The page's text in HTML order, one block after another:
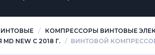
КОМПРЕССОРЫ ВИНТОВЫЕ
NEW С 2018 Г.
ВИНТОВОЙ КОМПРЕССОР